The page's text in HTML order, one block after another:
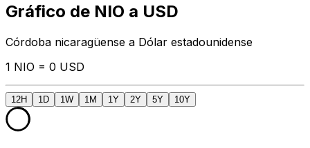
Gráfico de NIO a USD
Córdoba nicaragüense a Dólar estadounidense
1 NIO = 0 USD
12H 1D 1W 1M 1Y 2Y 5Y 10Y